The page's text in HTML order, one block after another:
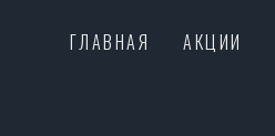
ГЛАВНАЯ АКЦИИ